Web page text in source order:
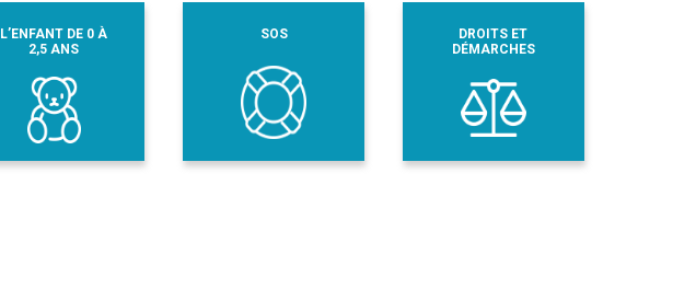
L’ENFANT DE 0 À
2,5 ANS
SOS
DROITS ET
DÉMARCHES